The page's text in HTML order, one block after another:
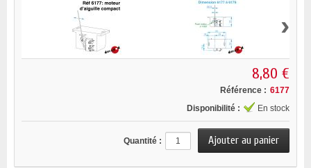
›
8,80 €
Référence : 6177
Disponibilité :
En stock
Quantité :